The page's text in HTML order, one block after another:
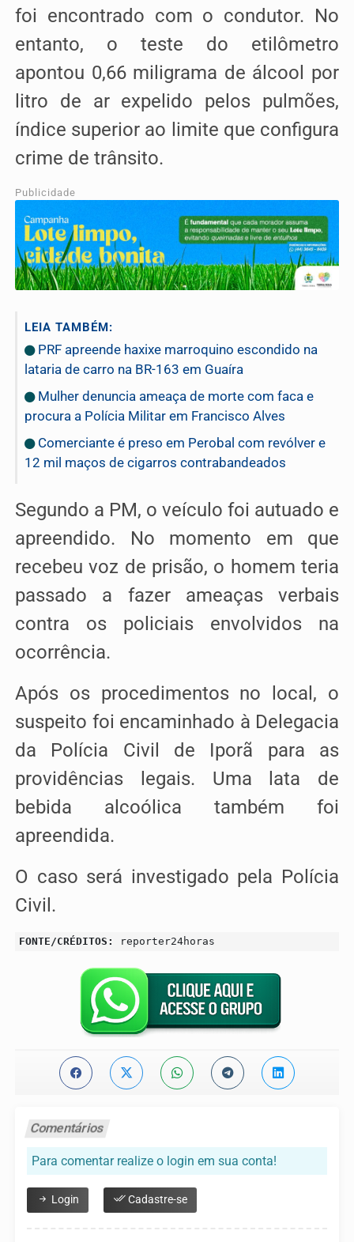
foi encontrado com o condutor. No
entanto, o teste do etilômetro
apontou 0,66 miligrama de álcool por
litro de ar expelido pelos pulmões,
índice superior ao limite que configura
crime de trânsito.
Publicidade
LEIA TAMBÉM:
PRF apreende haxixe marroquino escondido na
lataria de carro na BR-163 em Guaíra
Mulher denuncia ameaça de morte com faca e
procura a Polícia Militar em Francisco Alves
Comerciante é preso em Perobal com revólver e
12 mil maços de cigarros contrabandeados
Segundo a PM, o veículo foi autuado e
apreendido. No momento em que
recebeu voz de prisão, o homem teria
passado a fazer ameaças verbais
contra os policiais envolvidos na
ocorrência.
Após os procedimentos no local, o
suspeito foi encaminhado à Delegacia
da Polícia Civil de Iporã para as
providências legais. Uma lata de
bebida alcoólica também foi
apreendida.
O caso será investigado pela Polícia
Civil.
FONTE/CRÉDITOS: reporter24horas
Comentários
Para comentar realize o login em sua conta!
Login Cadastre-se